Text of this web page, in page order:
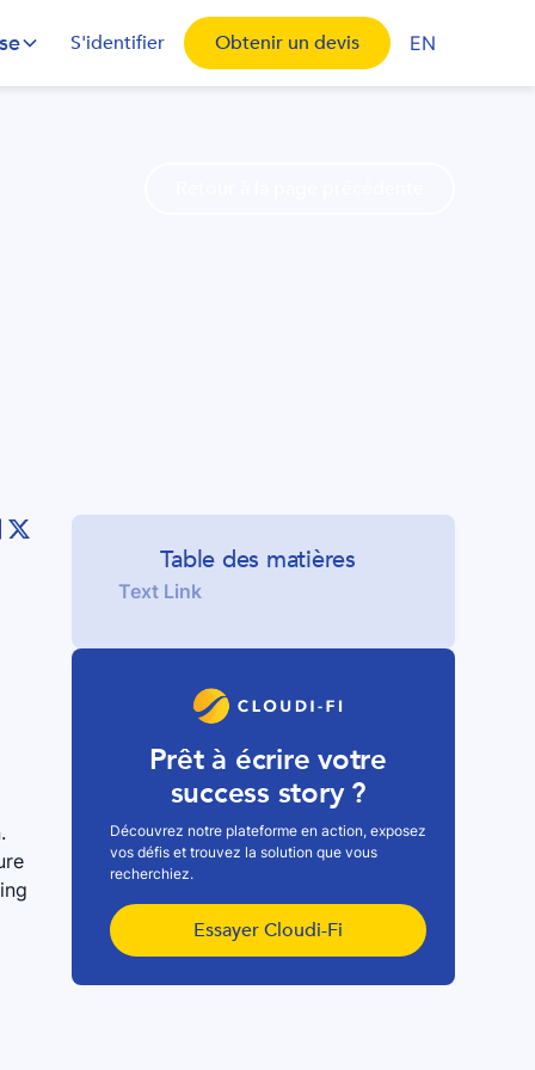
S'identifier Obtenir un devis EN
Table des matières
Text Link
Prêt à écrire votre
success story ?
Découvrez notre plateforme en action, exposez
vos défis et trouvez la solution que vous
recherchiez.
Essayer Cloudi-Fi